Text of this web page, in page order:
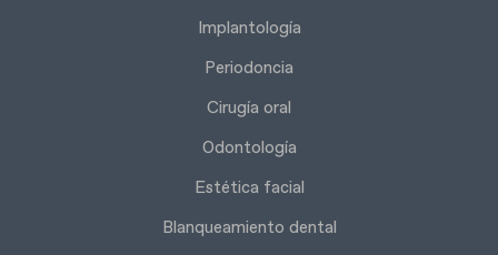
Implantología
Periodoncia
Cirugía oral
Odontología
Estética facial
Blanqueamiento dental